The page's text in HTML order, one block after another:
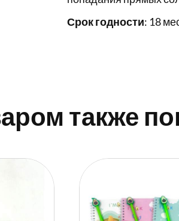
Срок годности: 18
также